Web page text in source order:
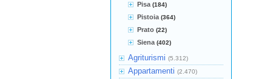
Pisa (184)
Pistoia (364)
Prato (22)
Siena (402)
Agriturismi (5.312)
Appartamenti (2.470)